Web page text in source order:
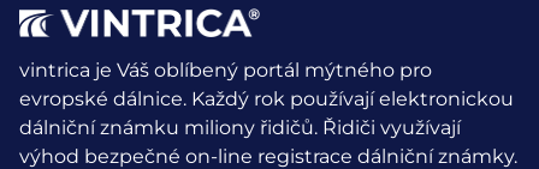
vintrica je Váš oblíbený portál mýtného pro
evropské dálnice. Každý rok používají elektronickou
dálniční známku miliony řidičů. Řidiči využívají
výhod bezpečné on-line registrace dálniční známky.